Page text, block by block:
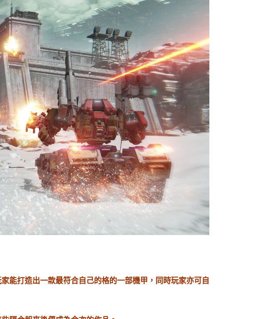
能打造出一款最符合自己的格的一部機甲，同時玩家亦可自